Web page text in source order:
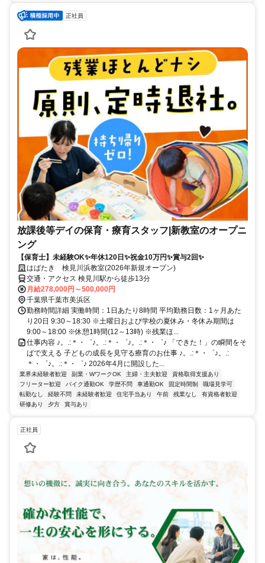
正社員
放課後等デイの保育・療育スタッフ|新教室のオープニ
ング
【保育士】未経験OK✨年休120日✨祝金10万円✨賞与2回✨
はばたき 検見川浜教室(2026年新規オープン)
交通・アクセス 検見川駅から徒歩13分
月給278,000円～500,000円
千葉県千葉市美浜区
勤務時間詳細 実働時間：1日あたり8時間 平均勤務日数：1ヶ月あた
り20日 9:30～18:30 ※土曜日および学校の夏休み・冬休み期間は
9:00～18:00 ※休憩1時間(12～13時) ※残業ほ...
仕事内容 ♪。.:＊・゜♪。.:＊・゜♪。.:＊・゜♪ 「できた！」の瞬間をそ
ばで支える 子どもの成長を見守る療育のお仕事 ♪。.:＊・゜♪。.:
＊・゜♪。.:＊・゜♪ 2026年4月に開設した...
業界未経験者歓迎 副業・WワークOK 主婦・主夫歓迎
資格取得支援あり
フリーター歓迎
バイク通勤OK 学歴不問 車通勤OK 固定時間制
職場見学可
転勤なし
経験不問 未経験者歓迎 住宅手当あり 午前 残業なし
有資格者歓迎
研修あり
夕方 賞与あり
正社員